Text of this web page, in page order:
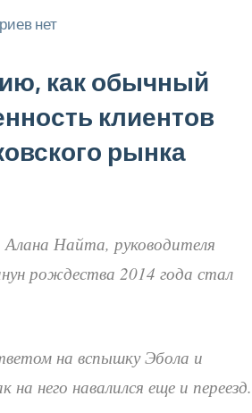
нет
как обычный
клиентов
рынка
Найта, руководителя
рождества 2014 года стал
на вспышку Эбола и
него навалился еще и переезд.